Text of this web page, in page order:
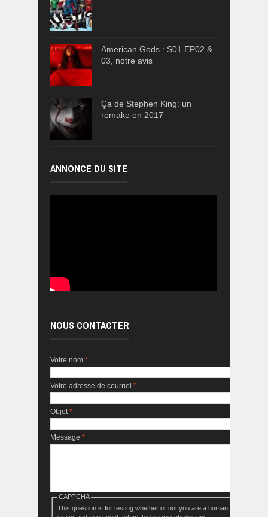
American Gods : S01 EP02 &
03, notre avis
Ça de Stephen King: un
remake en 2017
ANNONCE DU SITE
NOUS CONTACTER
Votre nom *
Votre adresse de courriel *
Objet*
Message *
CAPTCHA
This question is for testing whether or not you are a human